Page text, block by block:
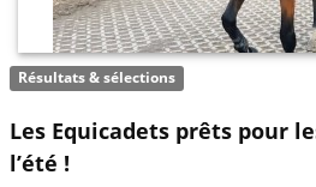
Résultats & sélections
Les Equicadets prêts pour
l’été !